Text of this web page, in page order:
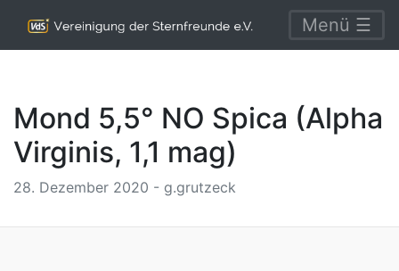
Menü ☰
Mond 5,5° NO Spica (Alpha
Virginis, 1,1 mag)
28. Dezember 2020 - g.grutzeck